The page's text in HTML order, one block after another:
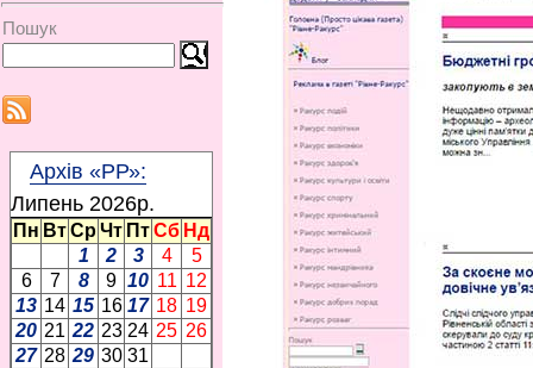
Пошук
Архів «РР»:
Липень 2026p.
Пн ВтСрЧт ПтСб Нд
1
2 3 4
5
6
7 8 9 10 11 12
13 14 15 16 17 18 19
20 21 22 23 24 25 26
27 28 29 30 31